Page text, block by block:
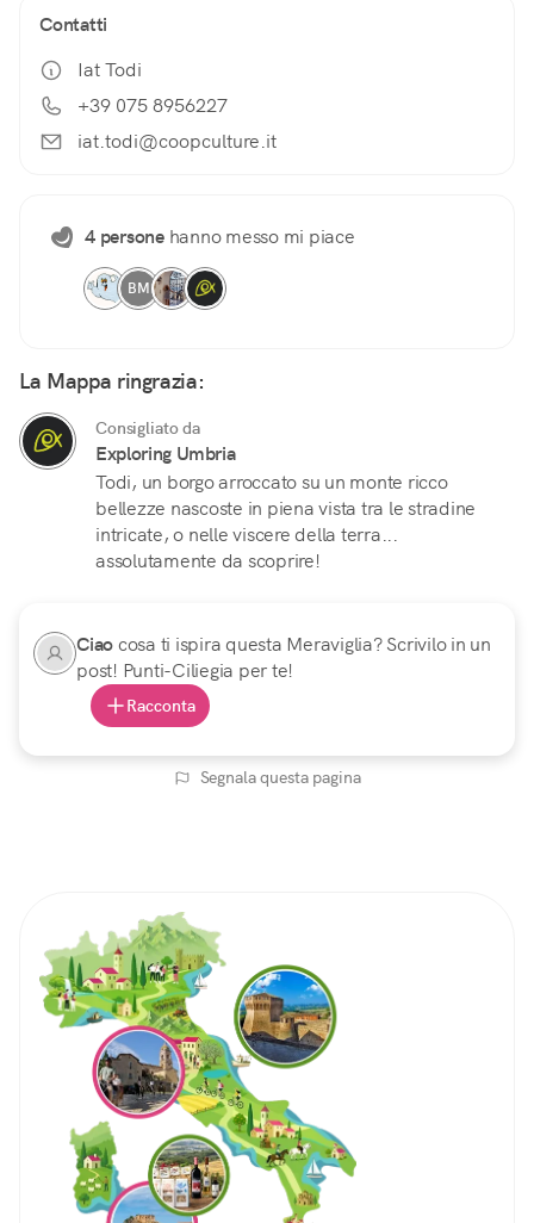
Contatti
Iat Todi
+39 075 8956227
iat.todi@coopculture.it
4 personehanno messo mi piace
BM
La Mappa ringrazia:
Consigliato da
Exploring Umbria
Todi, un borgo arroccato su un monte ricco
bellezze nascoste in piena vista tra le stradine
intricate, o nelle viscere della terra...
assolutamente da scoprire!
Ciaocosa ti ispira questa Meraviglia? Scrivilo in un
post! Punti-Ciliegia per te!
Racconta
Segnala questa pagina